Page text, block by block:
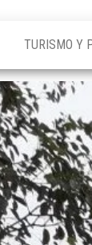
TURISMO Y